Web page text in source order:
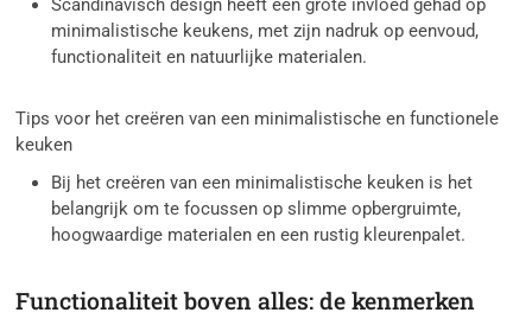
Scandinavisch design heeft een grote invloed gehad op
minimalistische keukens, met zijn nadruk op eenvoud,
functionaliteit en natuurlijke materialen.
Tips voor het creëren van een minimalistische en functionele
keuken
Bij het creëren van een minimalistische keuken is het
belangrijk om te focussen op slimme opbergruimte,
hoogwaardige materialen en een rustig kleurenpalet.
Functionaliteit boven alles: de kenmerken